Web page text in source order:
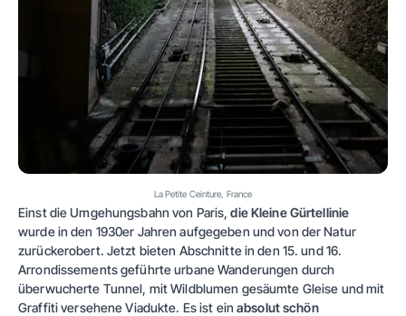
La Petite Ceinture, France
Einst die Umgehungsbahn von Paris,die Kleine Gürtellinie
wurde in den 1930er Jahren aufgegeben und von der Natur
zurückerobert. Jetzt bieten Abschnitte in den 15. und 16.
Arrondissements geführte urbane Wanderungen durch
überwucherte Tunnel, mit Wildblumen gesäumte Gleise und mit
Graffiti versehene Viadukte. Es ist einabsolut schön